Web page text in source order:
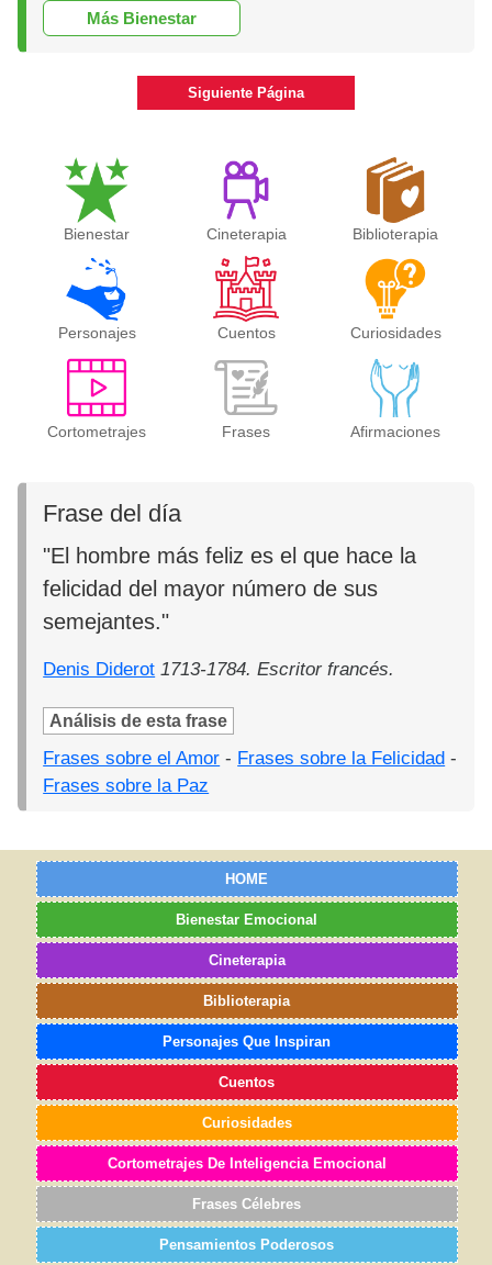
Más Bienestar
Siguiente Página
Bienestar Cineterapia Biblioterapia
Personajes Cuentos Curiosidades
Cortometrajes Frases Afirmaciones
Frase del día
"El hombre más feliz es el que hace la
felicidad del mayor número de sus
semejantes."
Denis Diderot 1713-1784. Escritor francés.
Análisis de esta frase
Frases sobre el Amor - Frases sobre la Felicidad -
Frases sobre la Paz
HOME
Bienestar Emocional
Cineterapia
Biblioterapia
Personajes Que Inspiran
Cuentos
Curiosidades
Cortometrajes De Inteligencia Emocional
Frases Célebres
Pensamientos Poderosos